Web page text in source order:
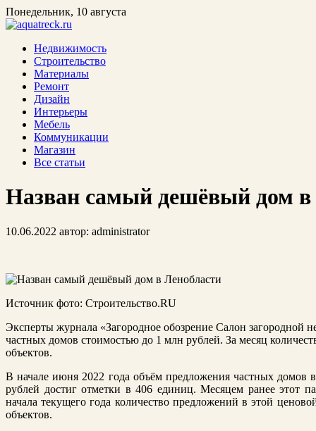
Понедельник, 10 августа
Недвижимость
Строительство
Материалы
Ремонт
Дизайн
Интерьеры
Мебель
Коммуникации
Магазин
Все статьи
Назван самый дешёвый дом в
10.06.2022 автор: administrator
Источник фото: Строительство.RU
Эксперты журнала «Загородное обозрение Салон загородной
частных домов стоимостью до 1 млн рублей. За месяц
объектов.
В начале июня 2022 года объём предложения частных домов
рублей достиг отметки в 406 единиц. Месяцем ранее этот
начала текущего года количество предложений в этой
объектов.